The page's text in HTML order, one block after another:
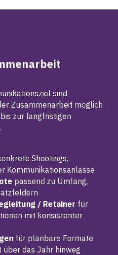
sind
Zusammenarbeit möglich
zur langfristigen
Shootings,
Kommunikationsanlässe
passend zu Umfang,
/ Retainer für
mit konsistenter
für planbare Formate
das Jahr hinweg